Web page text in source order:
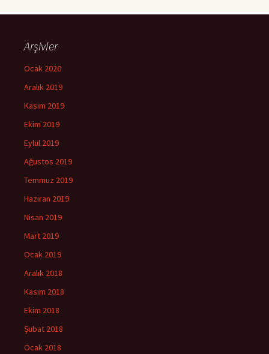
Arşivler
Ocak 2020
Aralık 2019
Kasım 2019
Ekim 2019
Eylül 2019
Ağustos 2019
Temmuz 2019
Haziran 2019
Nisan 2019
Mart 2019
Ocak 2019
Aralık 2018
Kasım 2018
Ekim 2018
Şubat 2018
Ocak 2018